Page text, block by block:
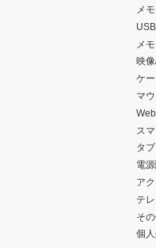
メ
メ
映
ケ
マ
ス
タ
電
ア
テ
そ
個